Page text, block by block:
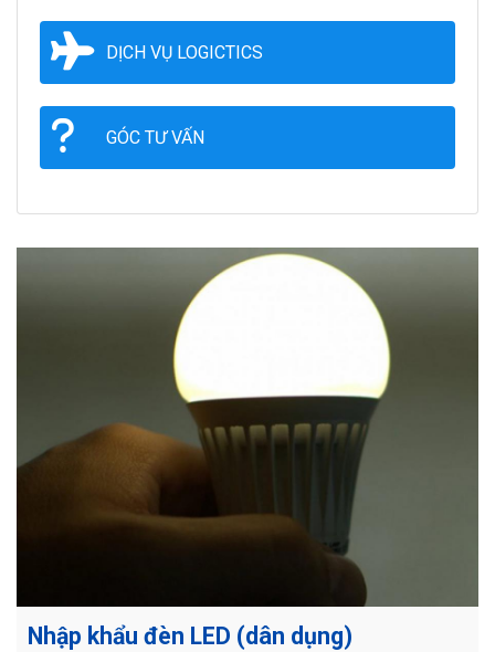
DỊCH VỤ LOGICTICS
GÓC TƯ VẤN
Nhập khẩu đèn LED (dân dụng)